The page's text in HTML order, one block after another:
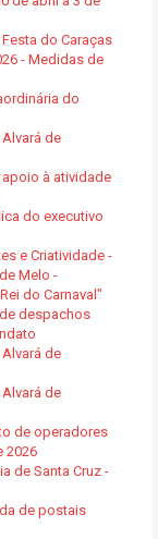
Festa do Caraças
- Medidas de
do
de
apoio à atividade
do executivo
e Criatividade -
Melo -
do Carnaval"
despachos
de
de
de operadores
2026
de Santa Cruz -
de postais